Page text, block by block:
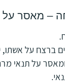
– מאסר על
ברצח על אשתו,
ומאסר על תנאי